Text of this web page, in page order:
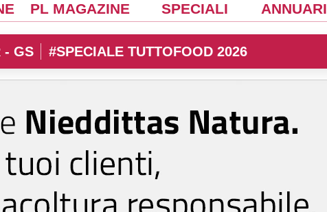
PL MAGAZINE SPECIALI ANNUARI
- GS #SPECIALE TUTTOFOOD 2026